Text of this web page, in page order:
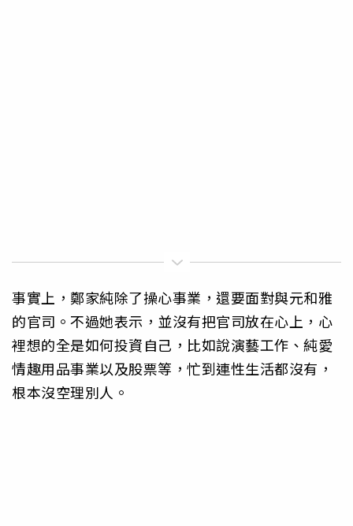
事實上，鄭家純除了操心事業，還要面對與元和雅
的官司。不過她表示，並沒有把官司放在心上，心
裡想的全是如何投資自己，比如說演藝工作、純愛
情趣用品事業以及股票等，忙到連性生活都沒有，
根本沒空理別人。